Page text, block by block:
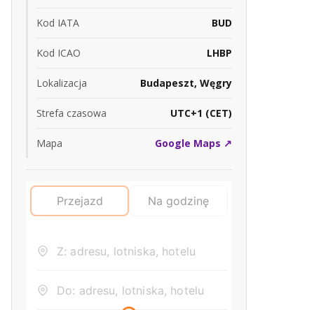
Kod IATA BUD
Kod ICAO LHBP
Lokalizacja Budapeszt, Węgry
Strefa czasowa UTC+1 (CET)
Mapa Google Maps ↗